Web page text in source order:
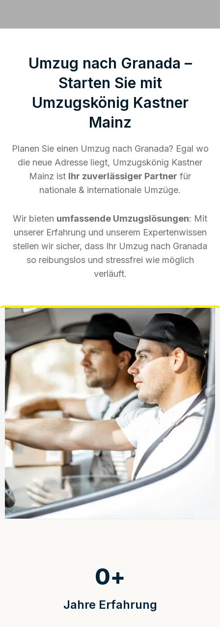
Umzug nach Granada –
Starten Sie mit
Umzugskönig Kastner
Mainz
Planen Sie einen Umzug nach Granada? Egal wo
die neue Adresse liegt, Umzugskönig Kastner
Mainz ist Ihr zuverlässiger Partner für
nationale & internationale Umzüge.
Wir bieten umfassende Umzugslösungen: Mit
unserer Erfahrung und unserem Expertenwissen
stellen wir sicher, dass Ihr Umzug nach Granada
so reibungslos und stressfrei wie möglich
verläuft.
Jahre Erfahrung
0+